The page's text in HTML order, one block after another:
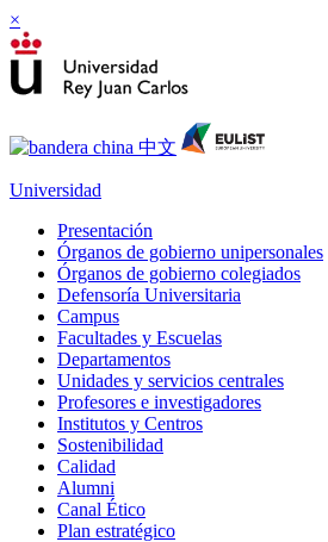
×
Universidad
Presentación
Órganos de gobierno unipersonales
Órganos de gobierno colegiados
Defensoría Universitaria
Campus
Facultades y Escuelas
Departamentos
Unidades y servicios centrales
Profesores e investigadores
Institutos y Centros
Sostenibilidad
Calidad
Alumni
Canal Ético
Plan estratégico